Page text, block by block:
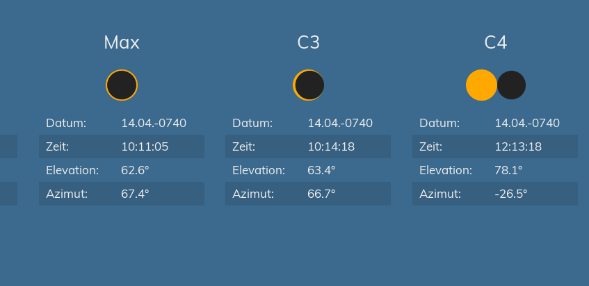
Max
Datum:
14.04.-0740
Zeit:
10:11:05
Elevation:
62.6°
Azimut:
67.4°
C3
Datum:
14.04.-0740
Zeit:
10:14:18
Elevation:
63.4°
Azimut:
66.7°
C4
Datum:
14.04.-0740
Zeit:
12:13:18
Elevation:
78.1°
Azimut:
-26.5°